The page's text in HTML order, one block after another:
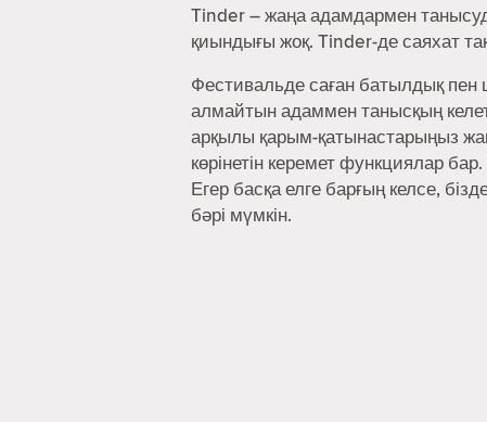
Tinder – жаңа адамдармен
қиындығы жоқ. Tinder-де саяхат
Фестивальде саған батылдық пен
алмайтын адаммен танысқың
арқылы қарым-қатынастарыңыз
көрінетін керемет функциялар
Егер басқа елге барғың келсе,
бәрі мүмкін.